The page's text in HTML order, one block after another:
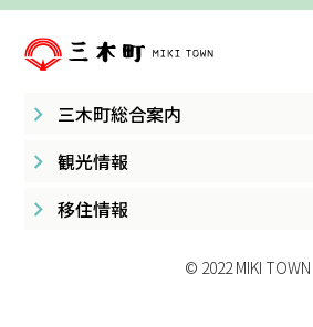
三木町総合案内
観光情報
移住情報
© 2022 MIKI TOWN